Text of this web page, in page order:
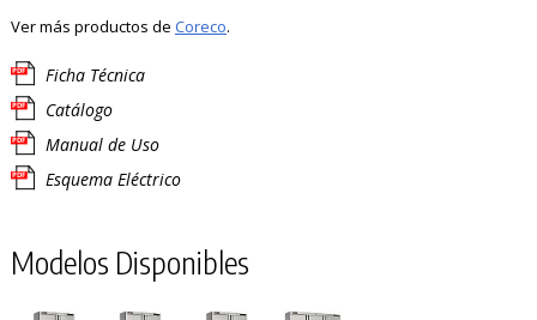
Ver más productos de Coreco.
Ficha Técnica
Catálogo
Manual de Uso
Esquema Eléctrico
Modelos Disponibles